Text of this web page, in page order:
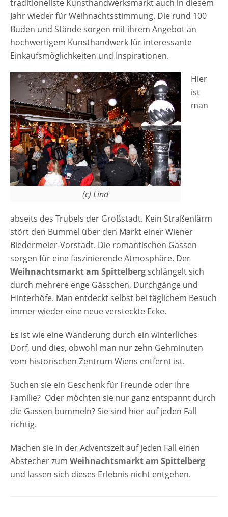
traditionellste Kunsthandwerksmarkt auch in diesem
Jahr wieder für Weihnachtsstimmung. Die rund 100
Buden und Stände sorgen mit ihrem Angebot an
hochwertigem Kunsthandwerk für interessante
Einkaufsmöglichkeiten und Inspirationen.
(c) Lind
Hier
ist
man
abseits des Trubels der Großstadt. Kein Straßenlärm
stört den Bummel über den Markt einer Wiener
Biedermeier-Vorstadt. Die romantischen Gassen
sorgen für eine faszinierende Atmosphäre. Der
Weihnachtsmarkt am Spittelbergschlängelt sich
durch mehrere enge Gässchen, Durchgänge und
Hinterhöfe. Man entdeckt selbst bei täglichem Besuch
immer wieder eine neue versteckte Ecke.
Es ist wie eine Wanderung durch ein winterliches
Dorf, und dies, obwohl man nur zehn Gehminuten
vom historischen Zentrum Wiens entfernt ist.
Suchen sie ein Geschenk für Freunde oder Ihre
Familie? Oder möchten sie nur ganz entspannt durch
die Gassen bummeln? Sie sind hier auf jeden Fall
richtig.
Machen sie in der Adventszeit auf jeden Fall einen
Abstecher zum Weihnachtsmarkt am Spittelberg
und lassen sich dieses Erlebnis nicht entgehen.